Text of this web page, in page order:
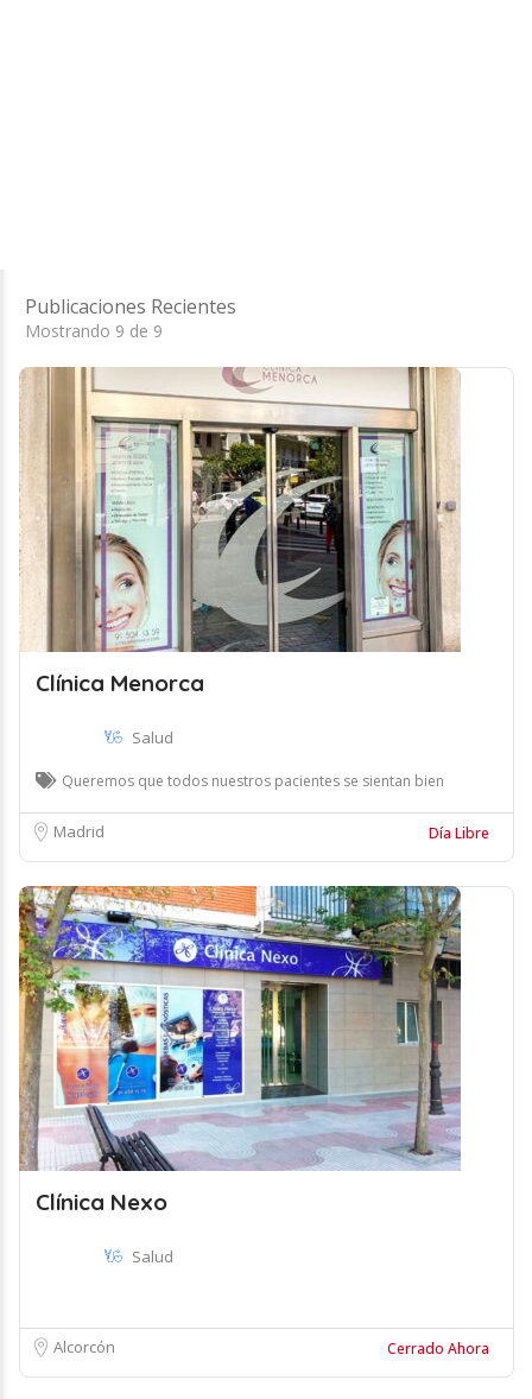
Publicaciones Recientes
Mostrando 9 de 9
Clínica Menorca
Salud
Queremos que todos nuestros pacientes se sientan bien
Madrid Día Libre
Clínica Nexo
Salud
Alcorcón Cerrado Ahora